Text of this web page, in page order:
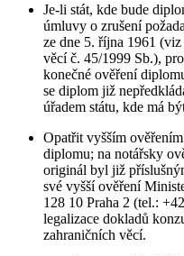
Je-li stát, kde bude
úmluvy o zrušení
ze dne 5. října 1961
věcí č. 45/1999 Sb.),
konečné ověření
se diplom již
úřadem státu, kde má
Opatřit vyšším
diplomu; na notářsky
originál byl již
své vyšší ověření
128 10 Praha 2 (tel.:
legalizace dokladů
zahraničních věcí.